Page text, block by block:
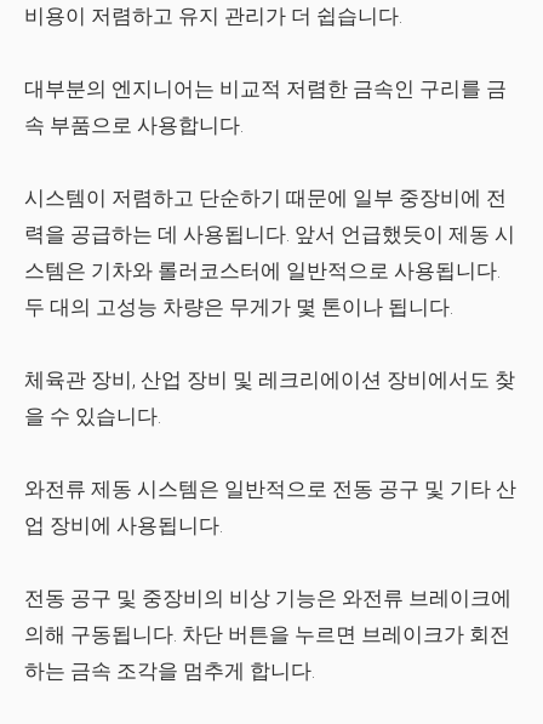
비용이 저렴하고 유지 관리가 더 쉽습니다.
대부분의 엔지니어는 비교적 저렴한 금속인 구리를 금
속 부품으로 사용합니다.
시스템이 저렴하고 단순하기 때문에 일부 중장비에 전
력을 공급하는 데 사용됩니다. 앞서 언급했듯이 제동 시
스템은 기차와 롤러코스터에 일반적으로 사용됩니다.
두 대의 고성능 차량은 무게가 몇 톤이나 됩니다.
체육관 장비, 산업 장비 및 레크리에이션 장비에서도 찾
을 수 있습니다.
와전류 제동 시스템은 일반적으로 전동 공구 및 기타 산
업 장비에 사용됩니다.
전동 공구 및 중장비의 비상 기능은 와전류 브레이크에
의해 구동됩니다. 차단 버튼을 누르면 브레이크가 회전
하는 금속 조각을 멈추게 합니다.